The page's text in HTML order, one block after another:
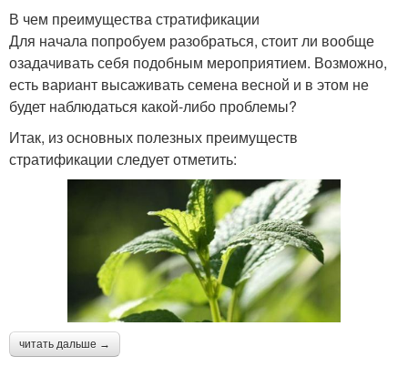
В чем преимущества стратификации
Для начала попробуем разобраться, стоит ли вообще
озадачивать себя подобным мероприятием. Возможно,
есть вариант высаживать семена весной и в этом не
будет наблюдаться какой-либо проблемы?
Итак, из основных полезных преимуществ
стратификации следует отметить:
читать дальше →